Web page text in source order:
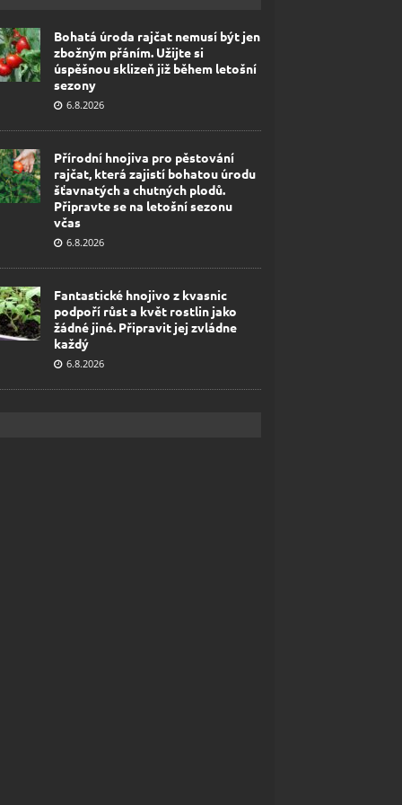
Bohatá úroda rajčat nemusí být jen
zbožným přáním. Užijte si
úspěšnou sklizeň již během letošní
sezony
6.8.2026
Přírodní hnojiva pro pěstování
rajčat, která zajistí bohatou úrodu
šťavnatých a chutných plodů.
Připravte se na letošní sezonu
včas
6.8.2026
Fantastické hnojivo z kvasnic
podpoří růst a květ rostlin jako
žádné jiné. Připravit jej zvládne
každý
6.8.2026